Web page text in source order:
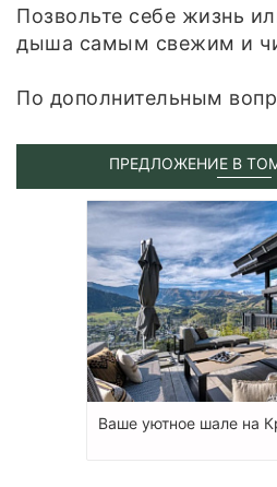
Позвольте себе жизнь
дыша самым свежим и
По дополнительным
ПРЕДЛОЖЕНИЕ В
Ваше уютное шале на